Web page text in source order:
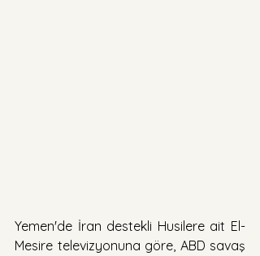
Yemen'de İran destekli Husilere ait El-
Mesire televizyonuna göre, ABD savaş